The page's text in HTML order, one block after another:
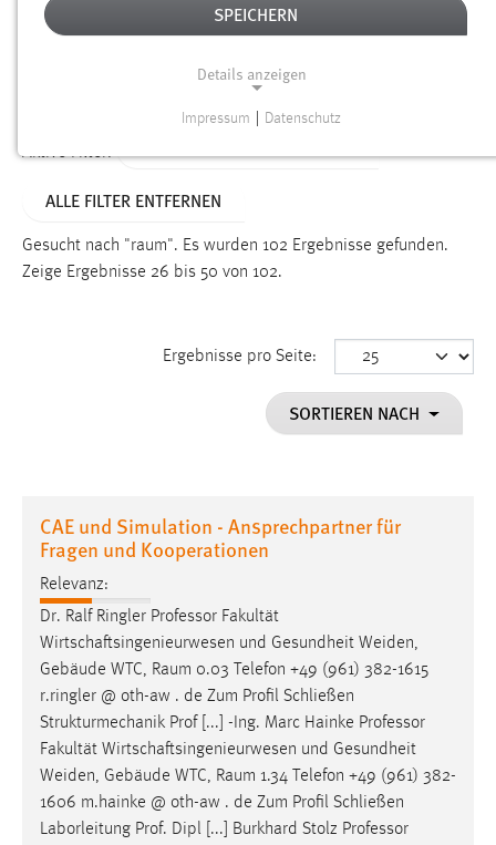
Alter
Aktive Filter:
ALLE FILTER ENTFERNEN
Gesucht nach "raum". Es wurden 102 Ergebnisse gefunden.
Zeige Ergebnisse 26 bis 50 von 102.
Ergebnisse pro Seite:
SORTIEREN NACH
CAE und Simulation - Ansprechpartner für
Fragen und Kooperationen
Relevanz:
Dr. Ralf Ringler Professor Fakultät
Wirtschaftsingenieurwesen und Gesundheit Weiden,
Gebäude WTC, Raum 0.03 Telefon +49 (961) 382-1615
r.ringler @ oth-aw . de Zum Profil Schließen
Strukturmechanik Prof [...] -Ing. Marc Hainke Professor
Fakultät Wirtschaftsingenieurwesen und Gesundheit
Weiden, Gebäude WTC, Raum 1.34 Telefon +49 (961) 382-
1606 m.hainke @ oth-aw . de Zum Profil Schließen
Laborleitung Prof. Dipl [...] Burkhard Stolz Professor
SPEICHERN
Details anzeigen
Funktionen und sind für die einwandfreie Funktion der
Einverständnis
cookie_consent
Dieser Cookie speichert die ausgewählten Einverständnis-
Performance
Name:
staticfilecache
Zweck:
Für performante Seitenauslieferung wird in diesem Cookie
gespeichert, ob man eingeloggt ist.
Sprachpräferenz
Name:
Impressum Datenschutz